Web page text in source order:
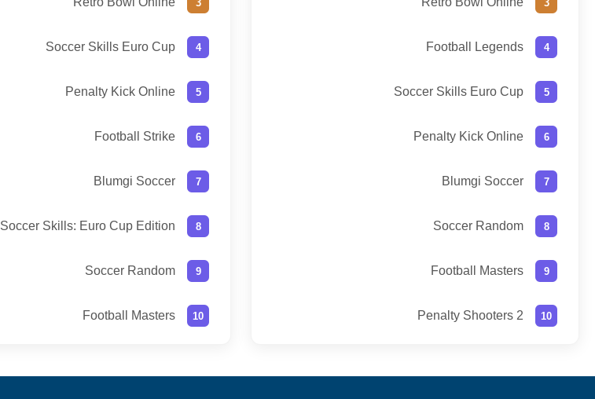
Football Legends
Soccer Skills Euro Cup
Penalty Kick Online
Blumgi Soccer
Soccer Random
Football Masters
Penalty Shooters 2
Soccer Skills Euro Cup
Penalty Kick Online
Football Strike
Blumgi Soccer
Soccer Skills: Euro Cup Edition
Soccer Random
Football Masters